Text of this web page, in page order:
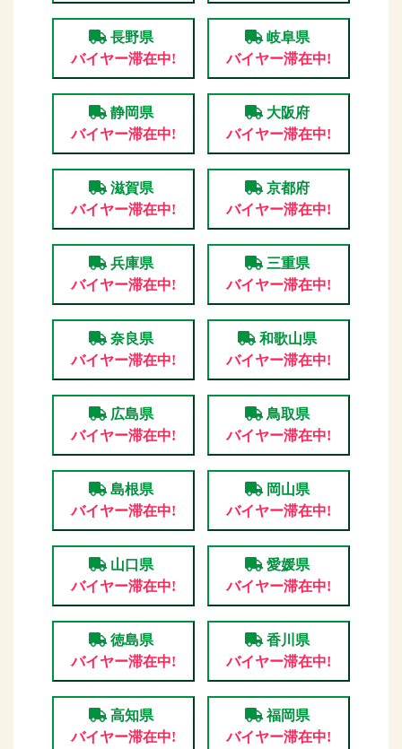
長野県
バイヤー滞在中!
岐阜県
バイヤー滞在中!
静岡県
バイヤー滞在中!
大阪府
バイヤー滞在中!
滋賀県
バイヤー滞在中!
京都府
バイヤー滞在中!
兵庫県
バイヤー滞在中!
三重県
バイヤー滞在中!
奈良県
バイヤー滞在中!
和歌山県
バイヤー滞在中!
広島県
バイヤー滞在中!
鳥取県
バイヤー滞在中!
島根県
バイヤー滞在中!
岡山県
バイヤー滞在中!
山口県
バイヤー滞在中!
愛媛県
バイヤー滞在中!
徳島県
バイヤー滞在中!
香川県
バイヤー滞在中!
高知県
バイヤー滞在中!
福岡県
バイヤー滞在中!